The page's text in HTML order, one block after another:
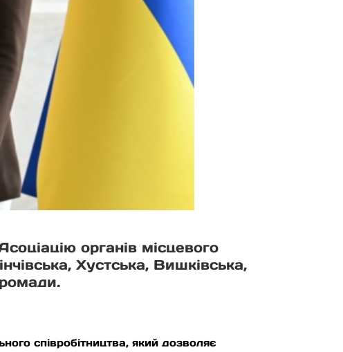
органів місцевого
Хустська, Вишківська,
співробітництва, який дозволяє